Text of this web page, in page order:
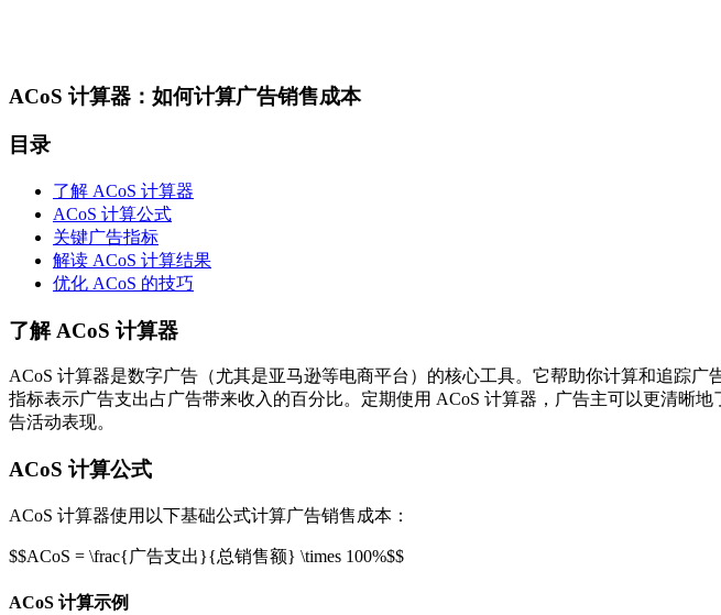
ACoS 计算器：如何计算广告销售成本
目录
了解 ACoS 计算器
ACoS 计算公式
关键广告指标
解读 ACoS 计算结果
优化 ACoS 的技巧
了解 ACoS 计算器
ACoS 计算器是数字广告（尤其是亚马逊等电商平台）的核心工具。它帮助你计算和追踪
指标表示广告支出占广告带来收入的百分比。定期使用 ACoS 计算器，广告主可以更清晰
告活动表现。
ACoS 计算公式
ACoS 计算器使用以下基础公式计算广告销售成本：
$$ACoS = \frac{广告支出}{总销售额} \times 100%$$
ACoS 计算示例